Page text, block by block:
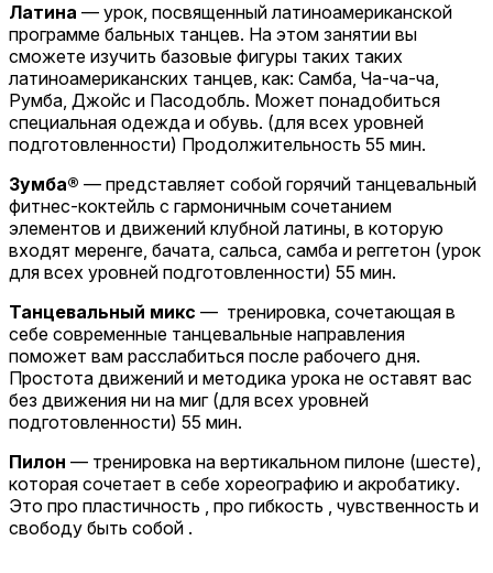
Латина — урок, посвященный латиноамериканской
программе бальных танцев. На этом занятии вы
сможете изучить базовые фигуры таких таких
латиноамериканских танцев, как: Самба, Ча-ча-ча,
Румба, Джойс и Пасодобль. Может понадобиться
специальная одежда и обувь. (для всех уровней
подготовленности) Продолжительность 55 мин.
Зумба® — представляет собой горячий танцевальный
фитнес-коктейль с гармоничным сочетанием
элементов и движений клубной латины, в которую
входят меренге, бачата, сальса, самба и реггетон (урок
для всех уровней подготовленности) 55 мин.
Танцевальный микс — тренировка, сочетающая в
себе современные танцевальные направления
поможет вам расслабиться после рабочего дня.
Простота движений и методика урока не оставят вас
без движения ни на миг (для всех уровней
подготовленности) 55 мин.
Пилон — тренировка на вертикальном пилоне (шесте),
которая сочетает в себе хореографию и акробатику.
Это про пластичность , про гибкость , чувственность и
свободу быть собой .